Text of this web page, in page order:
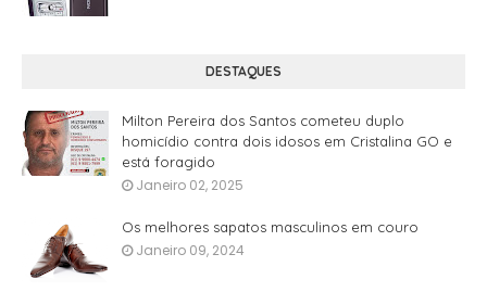
DESTAQUES
Milton Pereira dos Santos cometeu duplo
homicídio contra dois idosos em Cristalina GO e
está foragido
Janeiro 02, 2025
Os melhores sapatos masculinos em couro
Janeiro 09, 2024